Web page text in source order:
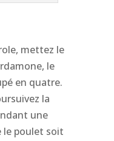
mettez le
le
en quatre.
la
une
le poulet soit